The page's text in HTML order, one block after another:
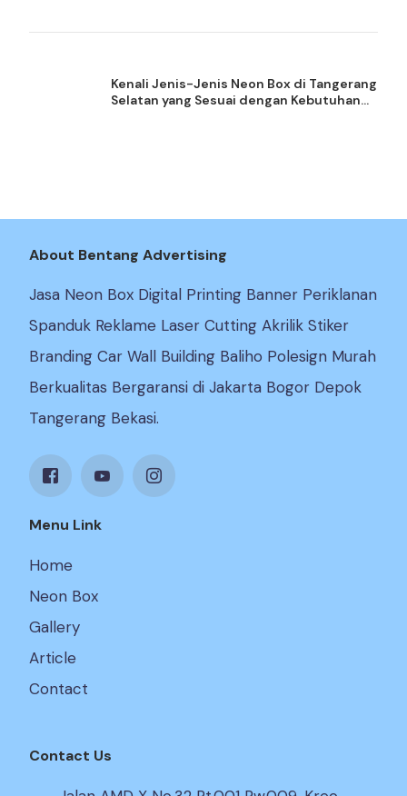
Kenali Jenis-Jenis Neon Box di Tangerang
Selatan yang Sesuai dengan Kebutuhan
About Bentang Advertising
Jasa Neon Box Digital Printing Banner Periklanan
Spanduk Reklame Laser Cutting Akrilik Stiker
Branding Car Wall Building Baliho Polesign Murah
Berkualitas Bergaransi di Jakarta Bogor Depok
Tangerang Bekasi.
Menu Link
Home
Neon Box
Gallery
Article
Contact
Contact Us